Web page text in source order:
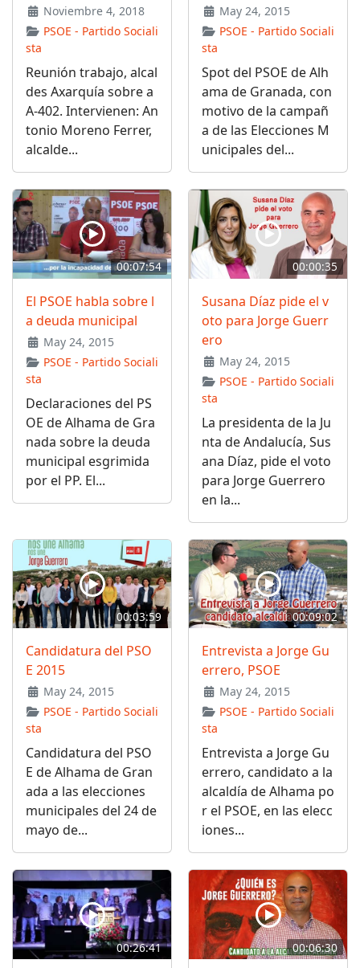
Noviembre 4, 2018
PSOE - Partido Sociali
sta
Reunión trabajo, alcal
des Axarquía sobre a
A-402. Intervienen: An
tonio Moreno Ferrer,
alcalde...
May 24, 2015
PSOE - Partido Sociali
sta
Spot del PSOE de Alh
ama de Granada, con
motivo de la campañ
a de las Elecciones M
unicipales del...
00:07:54
El PSOE habla sobre l
a deuda municipal
May 24, 2015
PSOE - Partido Sociali
sta
Declaraciones del PS
OE de Alhama de Gra
nada sobre la deuda
municipal esgrimida
por el PP. El...
00:00:35
Susana Díaz pide el v
oto para Jorge Guerr
ero
May 24, 2015
PSOE - Partido Sociali
sta
La presidenta de la Ju
nta de Andalucía, Sus
ana Díaz, pide el voto
para Jorge Guerrero
en la...
00:03:59
Candidatura del PSO
E 2015
May 24, 2015
PSOE - Partido Sociali
sta
Candidatura del PSO
E de Alhama de Gran
ada a las elecciones
municipales del 24 de
mayo de...
00:09:02
Entrevista a Jorge Gu
errero, PSOE
May 24, 2015
PSOE - Partido Sociali
sta
Entrevista a Jorge Gu
errero, candidato a la
alcaldía de Alhama po
r el PSOE, en las elecc
iones...
00:26:41 00:06:30